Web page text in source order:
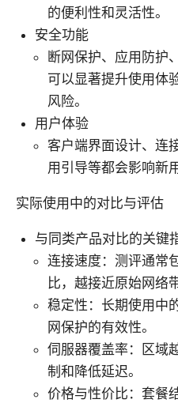
的便利性和灵活性。
安全功能
断网保护、应用防护
可以显著提升使用体
风险。
用户体验
客户端界面设计、连
用引导等都会影响新
实际使用中的对比与评估
与同类产品对比的关键
连接速度：测评通常
比，越接近原始网络
稳定性：长期使用中
网保护的有效性。
伺服器覆盖率：区域
制和降低延迟。
价格与性价比：套餐